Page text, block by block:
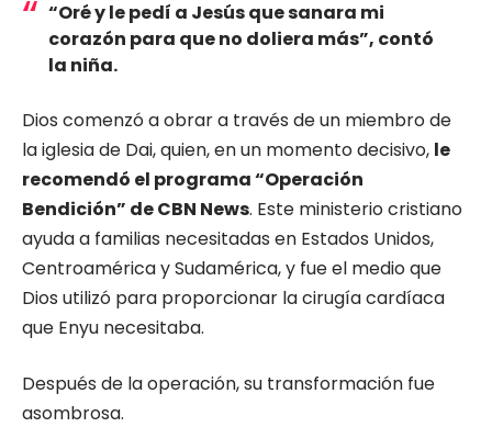
“Oré y le pedí a Jesús que sanara mi
corazón para que no doliera más”, contó
la niña.
Dios comenzó a obrar a través de un miembro de
la iglesia de Dai, quien, en un momento decisivo, le
recomendó el programa “Operación
Bendición” de CBN News. Este ministerio cristiano
ayuda a familias necesitadas en Estados Unidos,
Centroamérica y Sudamérica, y fue el medio que
Dios utilizó para proporcionar la cirugía cardíaca
que Enyu necesitaba.
Después de la operación, su transformación fue
asombrosa.